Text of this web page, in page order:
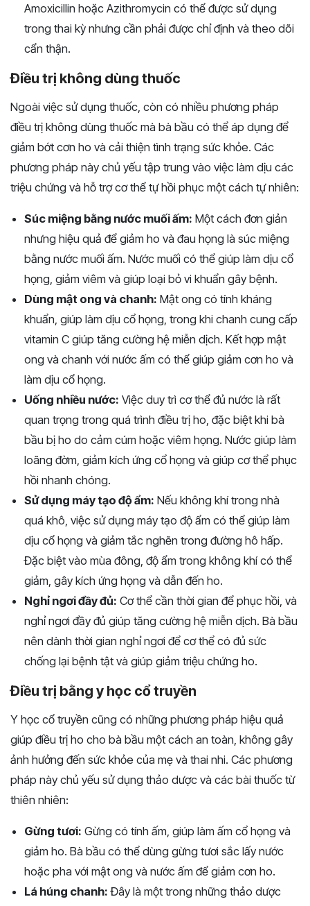
Amoxicillin hoặc Azithromycin có thể được sử dụng
trong thai kỳ nhưng cần phải được chỉ định và theo dõi
cẩn thận.
Điều trị không dùng thuốc
Ngoài việc sử dụng thuốc, còn có nhiều phương pháp
điều trị không dùng thuốc mà bà bầu có thể áp dụng để
giảm bớt cơn ho và cải thiện tình trạng sức khỏe. Các
phương pháp này chủ yếu tập trung vào việc làm dịu các
triệu chứng và hỗ trợ cơ thể tự hồi phục một cách tự nhiên:
Súc miệng bằng nước muối ấm: Một cách đơn giản
nhưng hiệu quả để giảm ho và đau họng là súc miệng
bằng nước muối ấm. Nước muối có thể giúp làm dịu cổ
họng, giảm viêm và giúp loại bỏ vi khuẩn gây bệnh.
Dùng mật ong và chanh: Mật ong có tính kháng
khuẩn, giúp làm dịu cổ họng, trong khi chanh cung cấp
vitamin C giúp tăng cường hệ miễn dịch. Kết hợp mật
ong và chanh với nước ấm có thể giúp giảm cơn ho và
làm dịu cổ họng.
Uống nhiều nước: Việc duy trì cơ thể đủ nước là rất
quan trọng trong quá trình điều trị ho, đặc biệt khi bà
bầu bị ho do cảm cúm hoặc viêm họng. Nước giúp làm
loãng đờm, giảm kích ứng cổ họng và giúp cơ thể phục
hồi nhanh chóng.
Sử dụng máy tạo độ ẩm: Nếu không khí trong nhà
quá khô, việc sử dụng máy tạo độ ẩm có thể giúp làm
dịu cổ họng và giảm tắc nghẽn trong đường hô hấp.
Đặc biệt vào mùa đông, độ ẩm trong không khí có thể
giảm, gây kích ứng họng và dẫn đến ho.
Nghỉ ngơi đầy đủ: Cơ thể cần thời gian để phục hồi, và
nghỉ ngơi đầy đủ giúp tăng cường hệ miễn dịch. Bà bầu
nên dành thời gian nghỉ ngơi để cơ thể có đủ sức
chống lại bệnh tật và giúp giảm triệu chứng ho.
Điều trị bằng y học cổ truyền
Y học cổ truyền cũng có những phương pháp hiệu quả
giúp điều trị ho cho bà bầu một cách an toàn, không gây
ảnh hưởng đến sức khỏe của mẹ và thai nhi. Các phương
pháp này chủ yếu sử dụng thảo dược và các bài thuốc từ
thiên nhiên:
Gừng tươi: Gừng có tính ấm, giúp làm ấm cổ họng và
giảm ho. Bà bầu có thể dùng gừng tươi sắc lấy nước
hoặc pha với mật ong và nước ấm để giảm cơn ho.
Lá húng chanh: Đây là một trong những thảo dược